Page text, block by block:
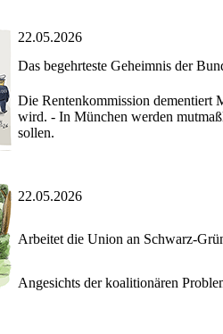
22.05.2026
Das begehrteste Geheimnis der
Die Rentenkommission dementiert
wird. - In München werden
sollen.
22.05.2026
Arbeitet die Union an Schwarz-
Angesichts der koalitionären